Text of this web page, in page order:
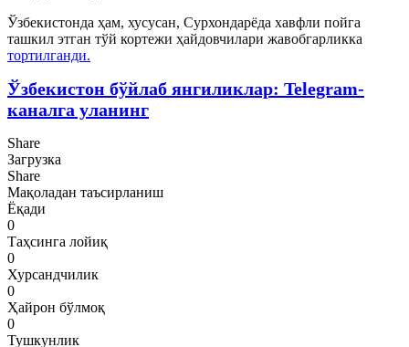
Ўзбекистонда ҳам, хусусан, Сурхондарёда хавфли пойга
ташкил этган тўй кортежи ҳайдовчилари жавобгарликка
тортилганди.
Ўзбекистон бўйлаб янгиликлар: Telegram-
каналга уланинг
Share
Загрузка
Share
Мақоладан таъсирланиш
Ёқади
0
Таҳсинга лойиқ
0
Хурсандчилик
0
Ҳайрон бўлмоқ
0
Тушкунлик